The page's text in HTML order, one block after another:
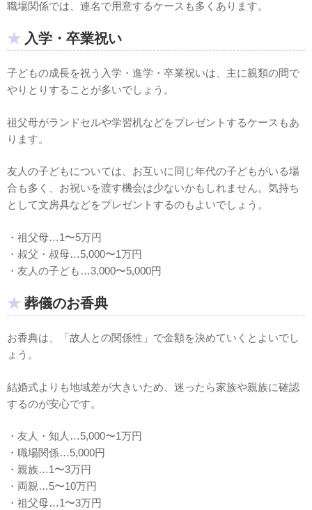
職場関係では、連名で用意するケースも多くあります。
入学・卒業祝い
子どもの成長を祝う入学・進学・卒業祝いは、主に親類の間で
やりとりすることが多いでしょう。
祖父母がランドセルや学習机などをプレゼントするケースもあ
ります。
友人の子どもについては、お互いに同じ年代の子どもがいる場
合も多く、お祝いを渡す機会は少ないかもしれません。気持ち
として文房具などをプレゼントするのもよいでしょう。
・祖父母…1〜5万円
・叔父・叔母…5,000〜1万円
・友人の子ども…3,000〜5,000円
葬儀のお香典
お香典は、「故人との関係性」で金額を決めていくとよいでし
ょう。
結婚式よりも地域差が大きいため、迷ったら家族や親族に確認
するのが安心です。
・友人・知人…5,000〜1万円
・職場関係…5,000円
・親族…1〜3万円
・両親…5〜10万円
・祖父母…1〜3万円